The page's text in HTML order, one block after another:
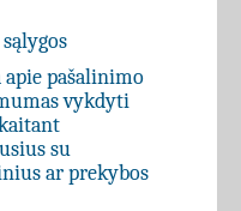
pašalinimo
vykdyti
su
ar prekybos